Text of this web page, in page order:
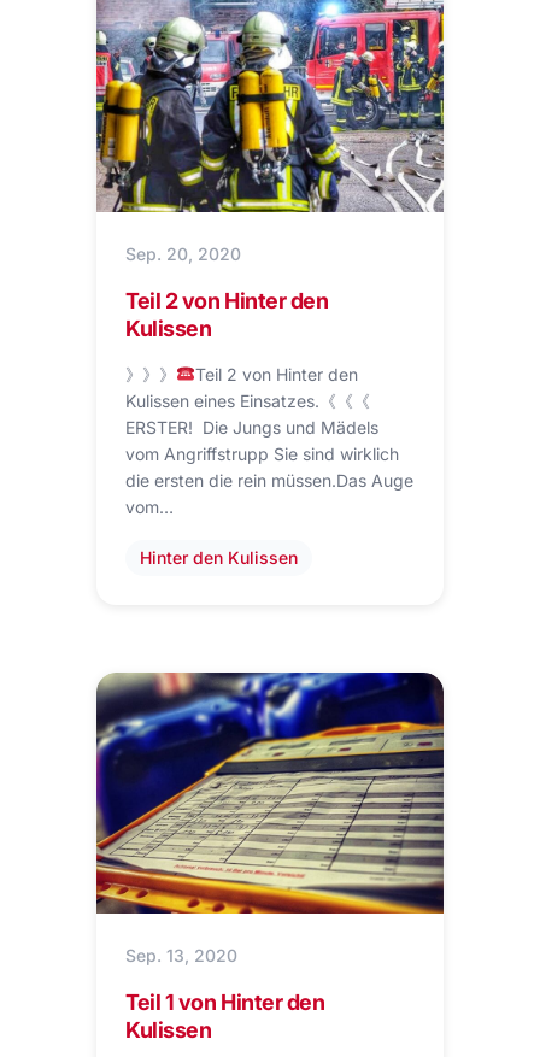
Sep. 20, 2020
Teil 2 von Hinter den
Kulissen
》》》
Teil 2 von Hinter den
Kulissen eines Einsatzes.《《《
ERSTER! Die Jungs und Mädels
vom Angriffstrupp Sie sind wirklich
die ersten die rein müssen.Das Auge
vom…
Hinter den Kulissen
Sep. 13, 2020
Teil 1 von Hinter den
Kulissen